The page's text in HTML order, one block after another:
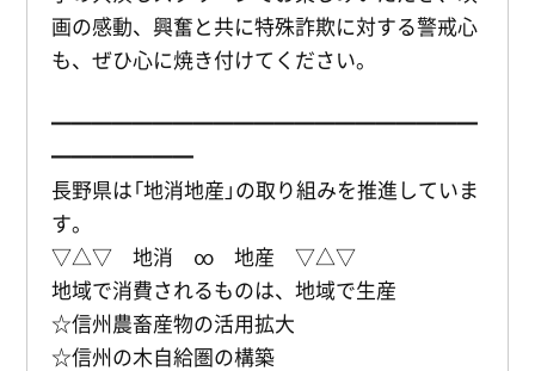
画の感動、興奮と共に特殊詐欺に対する警戒心
も、ぜひ心に焼き付けてください。
━━━━━━━━━━━━━━━━━━━━━
━━━━━━━
長野県は「地消地産」の取り組みを推進していま
す。
▽△▽ 地消 ∞ 地産 ▽△▽
地域で消費されるものは、地域で生産
☆信州農畜産物の活用拡大
☆信州の木自給圏の構築